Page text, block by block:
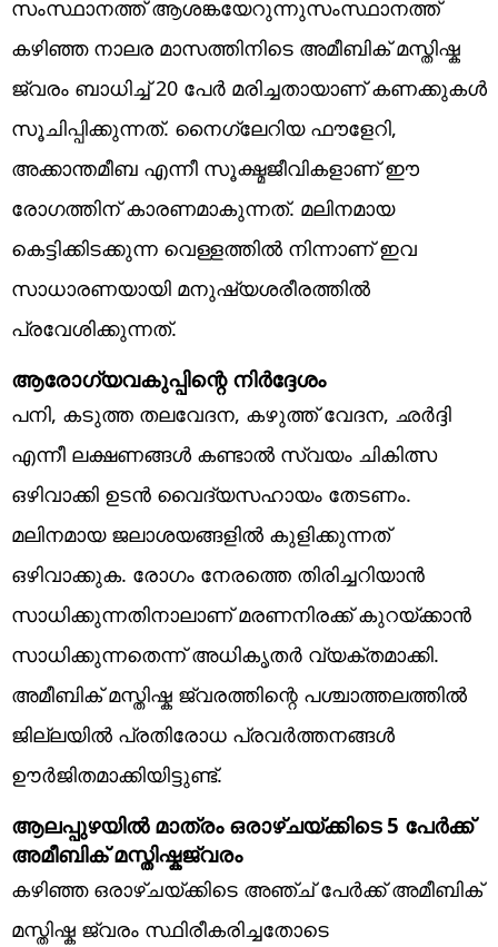
സംസ്ഥാനത്ത് ആശങ്കയേറുന്നുസംസ്ഥാനത്ത്
കഴിഞ്ഞ നാലര മാസത്തിനിടെ അമീബിക് മസ്തിഷ്ക
ജ്വരം ബാധിച്ച് 20 പേർ മരിച്ചതായാണ് കണക്കുകൾ
സൂചിപ്പിക്കുന്നത്. നൈഗ്ലേറിയ ഫൗളേറി,
അക്കാന്തമീബ എന്നീ സൂക്ഷ്മജീവികളാണ് ഈ
രോഗത്തിന് കാരണമാകുന്നത്. മലിനമായ
കെട്ടിക്കിടക്കുന്ന വെള്ളത്തിൽ നിന്നാണ് ഇവ
സാധാരണയായി മനുഷ്യശരീരത്തിൽ
പ്രവേശിക്കുന്നത്.
ആരോഗ്യവകുപ്പിന്റെ നിർദ്ദേശം
പനി, കടുത്ത തലവേദന, കഴുത്ത് വേദന, ഛർദ്ദി
എന്നീ ലക്ഷണങ്ങൾ കണ്ടാൽ സ്വയം ചികിത്സ
ഒഴിവാക്കി ഉടൻ വൈദ്യസഹായം തേടണം.
മലിനമായ ജലാശയങ്ങളിൽ കുളിക്കുന്നത്
ഒഴിവാക്കുക. രോഗം നേരത്തെ തിരിച്ചറിയാൻ
സാധിക്കുന്നതിനാലാണ് മരണനിരക്ക് കുറയ്ക്കാൻ
സാധിക്കുന്നതെന്ന് അധികൃതർ വ്യക്തമാക്കി.
അമീബിക് മസ്തിഷ്ക ജ്വരത്തിന്റെ പശ്ചാത്തലത്തിൽ
ജില്ലയിൽ പ്രതിരോധ പ്രവർത്തനങ്ങൾ
ഊർജിതമാക്കിയിട്ടുണ്ട്.
ആലപ്പുഴയിൽ മാത്രം ഒരാഴ്ചയ്ക്കിടെ 5 പേർക്ക്
അമീബിക് മസ്തിഷ്കജ്വരം
കഴിഞ്ഞ ഒരാഴ്ചയ്ക്കിടെ അഞ്ച് പേർക്ക് അമീബിക്
മസ്തിഷ്ക ജ്വരം സ്ഥിരീകരിച്ചതോടെ